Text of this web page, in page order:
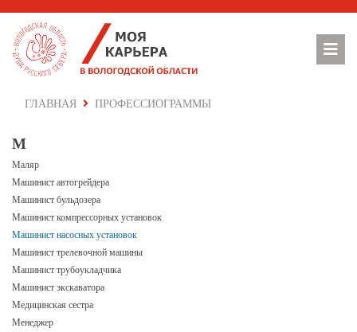
ГЛАВНАЯ ПРОФЕССИОГРАММЫ
М
Маляр
Машинист автогрейдера
Машинист бульдозера
Машинист компрессорных установок
Машинист насосных установок
Машинист трелевочной машины
Машинист трубоукладчика
Машинист экскаватора
Медицинская сестра
Менеджер